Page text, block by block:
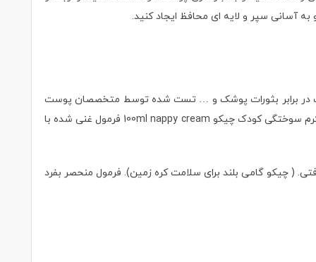
سپر و لایه ای محافظ ایجاد کنید.
محافظت، تسکین و تغذیه پوست در برابر بثورات پوشک و … تست شده توسط متخصصان پوست
برای پوست های حساس و … شرکت چیکو خط کاملی از محصولات بهداشتی که برای مراقبت روزانه از پوست لطیف کودکان طراحی و تولید شده است. کرم سوختگی کودک چیکو 100ml nappy cream فرمول غنی شده با
تولید شده از 100٪ بطری های پلاستیکی بازیافتی، 50٪ لوله های پلاستیکی بازیافتی. ( چیکو گامی بلند برای سلامت کره زمین). فرمول منحصر بفرد